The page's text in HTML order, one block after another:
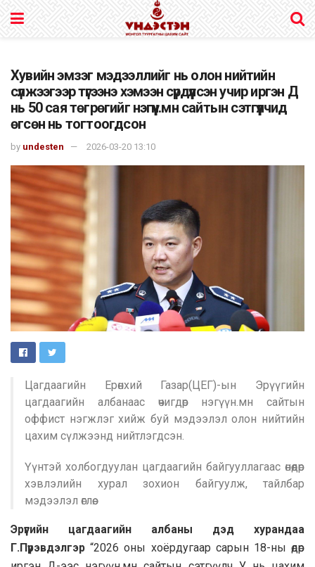
Хувийн эмзэг мэдээллийг нь олон нийтийн
сүлжээгээр түгээнэ хэмээн сүрдүүлсэн учир иргэн Д
нь 50 сая төгрөгийг нэгүүн.мн сайтын сэтгүүлчид
өгсөн нь тогтоогдсон
by undesten 2026-03-20 13:10
Цагдаагийн Ерөнхий Газар(ЦЕГ)-ын Эрүүгийн
цагдаагийн албанаас өчигдөр нэгүүн.мн сайтын
оффист нэгжлэг хийж буй мэдээлэл олон нийтийн
цахим сүлжээнд нийтлэгдсэн.
Үүнтэй холбогдуулан цагдаагийн байгууллагаас өнөөдөр
хэвлэлийн хурал зохион байгуулж, тайлбар
мэдээлэл өглөө.
Эрүүгийн цагдаагийн албаны дэд хурандаа
Г.Пүрэвдэлгэр “2026 оны хоёрдугаар сарын 18-ны өдөр